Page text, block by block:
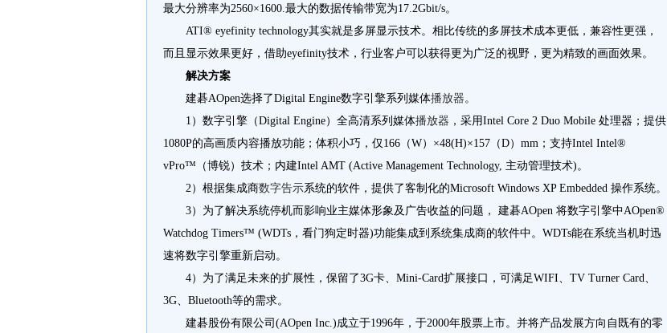
最大分辨率为2560×1600.最大的数据传输带宽为17.2Gbit/s。
ATI® eyefinity technology其实就是多屏显示技术。相比传统的多屏技术成本更低，兼容性更强，
而且显示效果更好，借助eyefinity技术，行业客户可以获得更为广泛的视野，更为精致的画面效果。
解决方案
建碁AOpen选择了Digital Engine数字引擎系列媒体播放器。
1）数字引擎（Digital Engine）全高清系列媒体播放器 ，采用Intel Core 2 Duo Mobile 处理器；提供
1080P的高画质内容播放功能；体积小巧，仅166（W）×48(H)×157（D）mm；支持Intel Intel®
vPro™（博锐）技术；内建Intel AMT (Active Management Technology, 主动管理技术)。
2）根据集成商数字告示系统的软件，提供了客制化的Microsoft Windows XP Embedded 操作系统。
3）为了解决系统停机而影响业主媒体形象及广告收益的问题， 建碁AOpen 将数字引擎中AOpen®
Watchdog Timers™ (WDTs，看门狗定时器)功能集成到系统集成商的软件中。WDTs能在系统当机时迅
速将数字引擎重新启动。
4）为了满足未来的扩展性，保留了3G卡、Mini-Card扩展接口，可满足WIFI、TV Turner Card、
3G、Bluetooth等的需求。
建碁股份有限公司(AOpen Inc.)成立于1996年，于2000年股票上市。并将产品发展方向自既有的零